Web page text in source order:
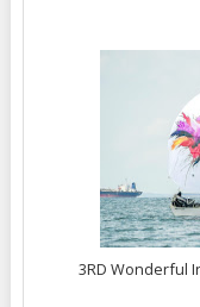
3RD Wonderful